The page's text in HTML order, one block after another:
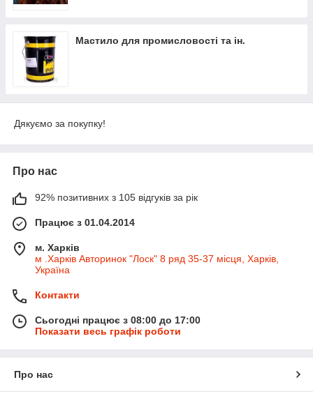
Мастило для промисловості та ін.
Дякуємо за покупку!
Про нас
92% позитивних з 105 відгуків за рік
Працює з 01.04.2014
м. Харків
м .Харків Авторинок "Лоск" 8 ряд 35-37 місця, Харків,
Україна
Контакти
Сьогодні працює з 08:00 до 17:00
Показати весь графік роботи
Про нас